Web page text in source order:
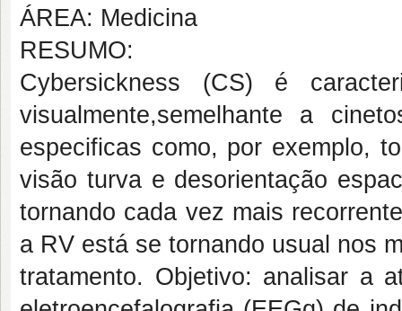
ÁREA: Medicina
RESUMO:
Cybersickness (CS) é
visualmente,semelhante a
especificas como, por exemplo,
visão turva e desorientação
tornando cada vez mais
a RV está se tornando usual nos
tratamento. Objetivo: analisar a